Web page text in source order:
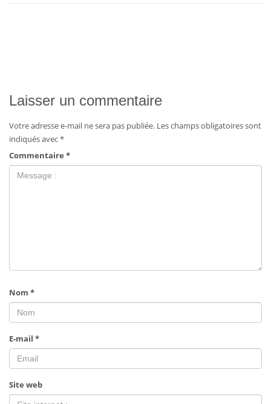
Laisser un commentaire
Votre adresse e-mail ne sera pas publiée. Les champs obligatoires sont
indiqués avec*
Commentaire *
Nom *
E-mail *
Site web